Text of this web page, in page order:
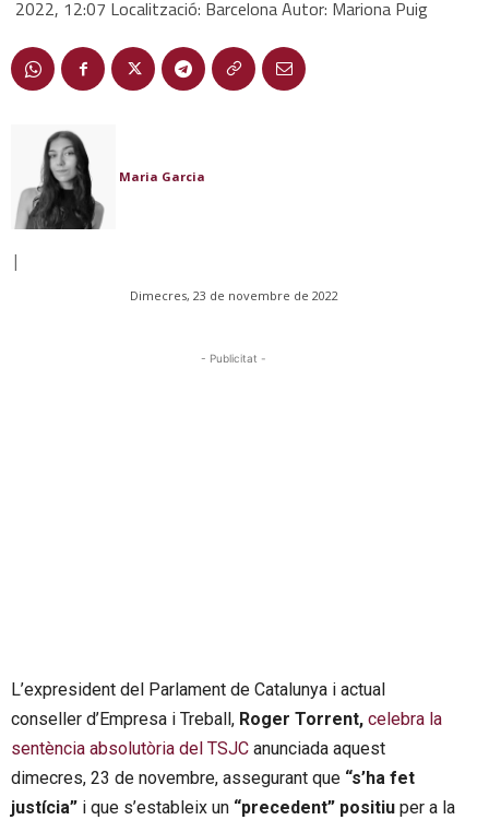
2022, 12:07 Localització: Barcelona Autor: Mariona Puig
Maria Garcia
|
Dimecres, 23 de novembre de 2022
- Publicitat -
L’expresident del Parlament de Catalunya i actual
conseller d’Empresa i Treball, Roger Torrent, celebra la
sentència absolutòria del TSJC anunciada aquest
dimecres, 23 de novembre, assegurant que “s’ha fet
justícia” i que s’estableix un “precedent” positiu per a la